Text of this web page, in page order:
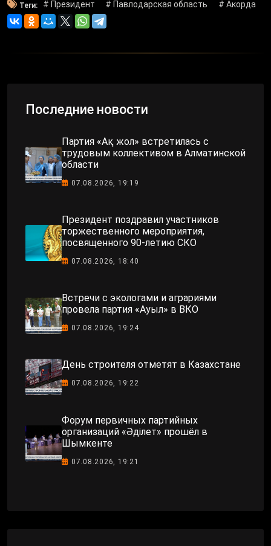
Теги: # Президент # Павлодарская область # Акорда
Последние новости
Партия «Ақ жол» встретилась с
трудовым коллективом в Алматинской
области
07.08.2026, 19:19
Президент поздравил участников
торжественного мероприятия,
посвященного 90-летию СКО
07.08.2026, 18:40
Встречи с экологами и аграриями
провела партия «Ауыл» в ВКО
07.08.2026, 19:24
День строителя отметят в Казахстане
07.08.2026, 19:22
Форум первичных партийных
организаций «Әділет» прошёл в
Шымкенте
07.08.2026, 19:21